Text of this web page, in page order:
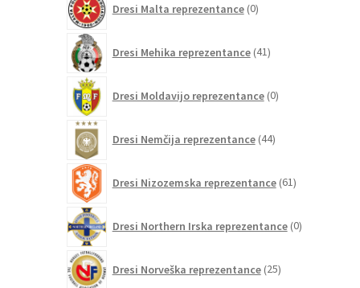
Dresi Malta reprezentance 0izdelkov
Dresi Mehika reprezentance 41izdelkov
Dresi Moldavijo reprezentance 0izdelkov
Dresi Nemčija reprezentance 44izdelkov
Dresi Nizozemska reprezentance 61izdelkov
Dresi Northern Irska reprezentance 0izdelkov
Dresi Norveška reprezentance 25izdelkov